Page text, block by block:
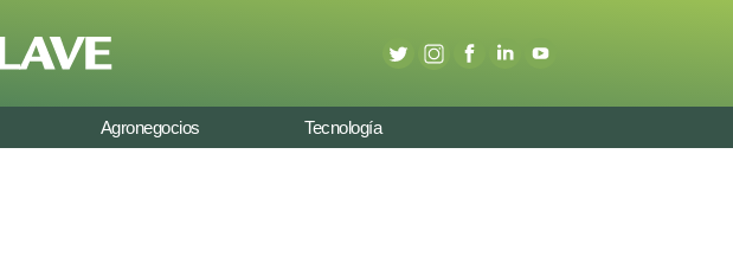
Agronegocios Tecnología